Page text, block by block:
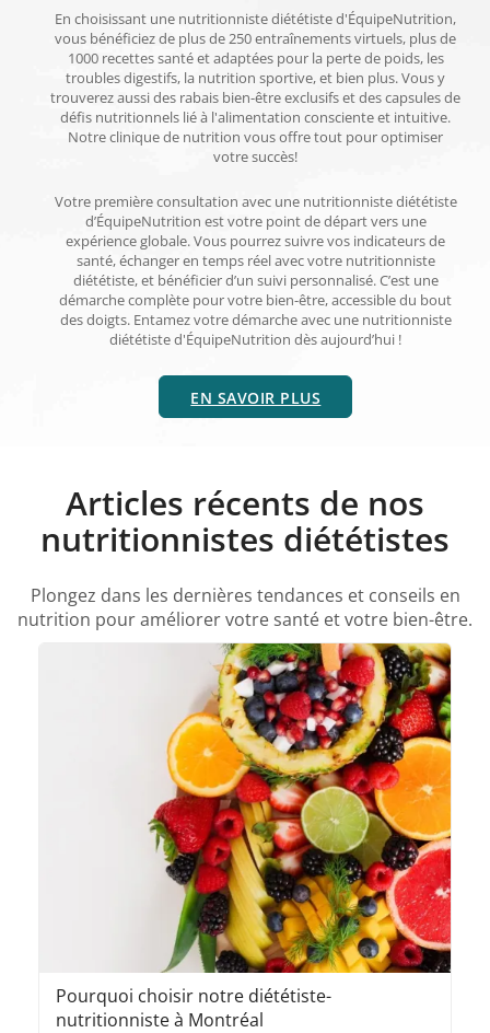
En choisissant une nutritionniste diététiste d'ÉquipeNutrition,
vous bénéficiez de plus de 250 entraînements virtuels, plus de
1000 recettes santé et adaptées pour la perte de poids, les
troubles digestifs, la nutrition sportive, et bien plus. Vous y
trouverez aussi des rabais bien-être exclusifs et des capsules de
défis nutritionnels lié à l'alimentation consciente et intuitive.
Notre clinique de nutrition vous offre tout pour optimiser
votre succès!
Votre première consultation avec une nutritionniste diététiste
d’ÉquipeNutrition est votre point de départ vers une
expérience globale. Vous pourrez suivre vos indicateurs de
santé, échanger en temps réel avec votre nutritionniste
diététiste, et bénéficier d’un suivi personnalisé. C’est une
démarche complète pour votre bien-être, accessible du bout
des doigts. Entamez votre démarche avec une nutritionniste
diététiste d'ÉquipeNutrition dès aujourd’hui !
EN SAVOIR PLUS
Articles récents de nos
nutritionnistes diététistes
Plongez dans les dernières tendances et conseils en
nutrition pour améliorer votre santé et votre bien-être.
Pourquoi choisir notre diététiste-
nutritionniste à Montréal